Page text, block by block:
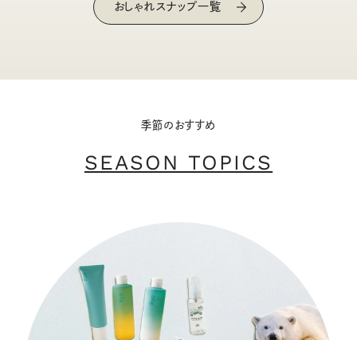
おしゃれスナップ一覧
季節のおすすめ
SEASON TOPICS